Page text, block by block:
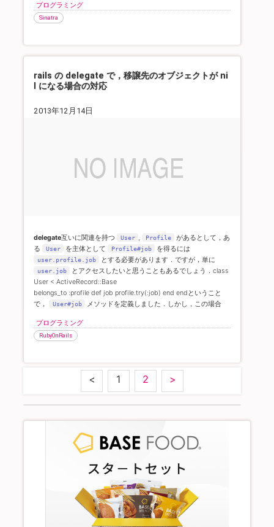
プログラミング
Sinatra
rails の delegate で，移譲先のオブジェクトが ni
l になる場合の対応
2013年12月14日
delegate互いに関連を持つ User , Profile
があるとして，あ
る
User を主体として Profile#job を得るには
user.profile.job とする必要があります．ですが，単に
user.job とアクセスしたいと思うこともあるでしょう．class
User < ActiveRecord::Base
belongs_to :profile def job profile.try(:job) end end ということ
で，
User#job メソッドを定義しました． しかし，この場合
class User < ActiveRecord::Base
belongs_to :profile delegate :job, to: :profile end
プログラミング
RubyOnRails
< 1 2 >